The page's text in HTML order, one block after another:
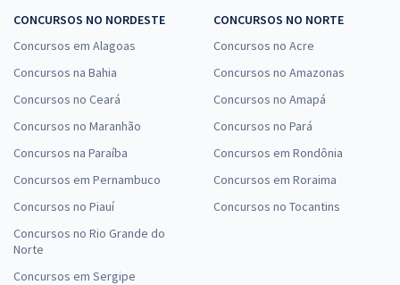
CONCURSOS NO NORDESTE
Concursos em Alagoas
Concursos na Bahia
Concursos no Ceará
Concursos no Maranhão
Concursos na Paraíba
Concursos em Pernambuco
Concursos no Piauí
Concursos no Rio Grande do
Norte
Concursos em Sergipe
CONCURSOS NO NORTE
Concursos no Acre
Concursos no Amazonas
Concursos no Amapá
Concursos no Pará
Concursos em Rondônia
Concursos em Roraima
Concursos no Tocantins